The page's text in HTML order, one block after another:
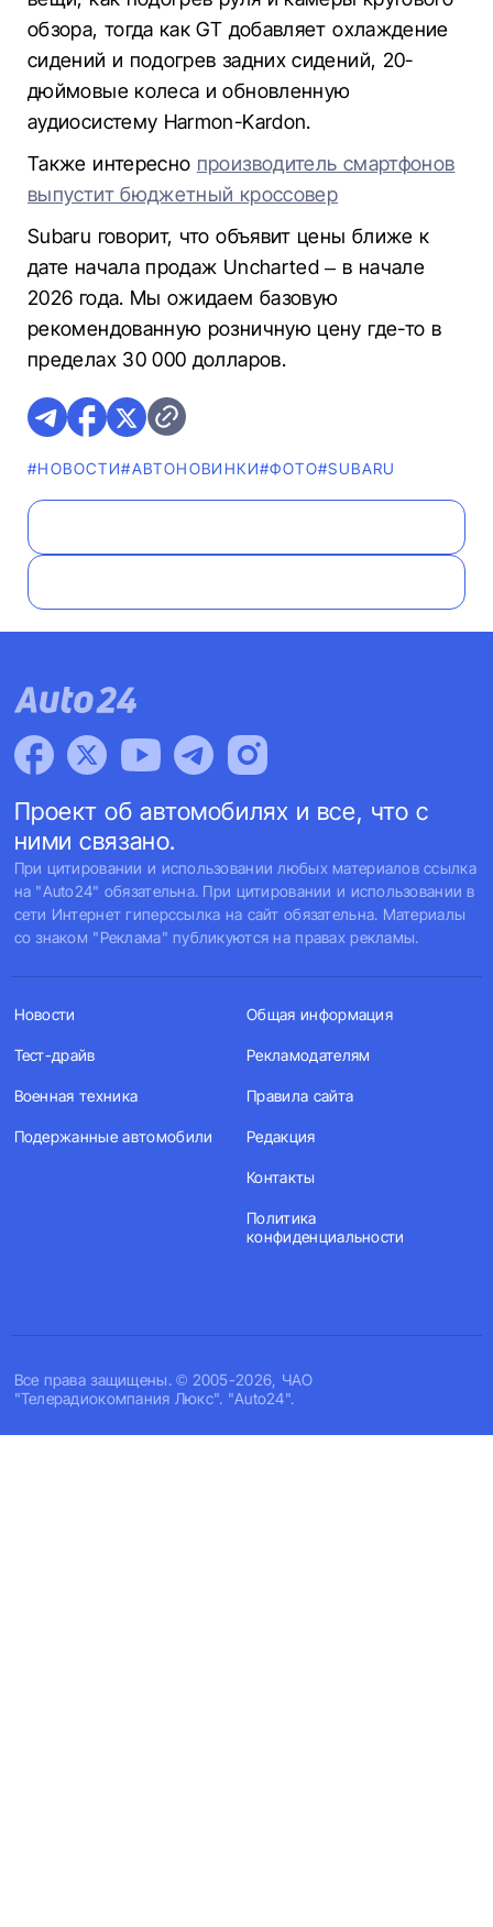
обзора, тогда как GT добавляет охлаждение
сидений и подогрев задних сидений, 20-
дюймовые колеса и обновленную
аудиосистему Harmon-Kardon.
Также интересно производитель смартфонов
выпустит бюджетный кроссовер
Subaru говорит, что объявит цены ближе к
дате начала продаж Uncharted – в начале
2026 года. Мы ожидаем базовую
рекомендованную розничную цену где-то в
пределах 30 000 долларов.
#НОВОСТИ#AВТОНОВИНКИ#ФОТО#SUBARU
Проект об автомобилях и все, что с
ними связано.
При цитировании и использовании любых материалов ссылка
на "Auto24" обязательна. При цитировании и использовании в
сети Интернет гиперссылка на сайт обязательна. Материалы
со знаком "Реклама" публикуются на правах рекламы.
Все права защищены. © 2005-2026, ЧАО
"Телерадиокомпания Люкс". "Auto24".
Новости
Тест-драйв
Военная техника
Подержанные автомобили
Общая информация
Рекламодателям
Правила сайта
Редакция
Контакты
Политика
конфиденциальности